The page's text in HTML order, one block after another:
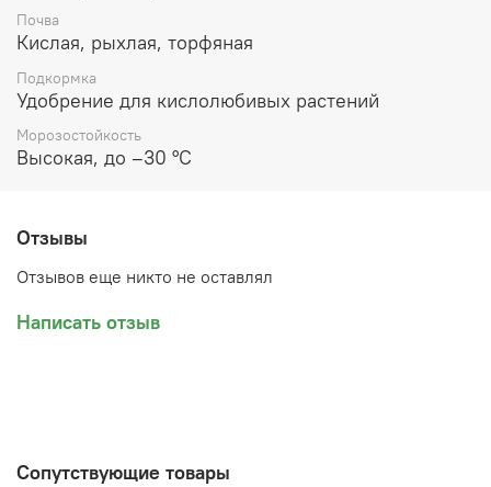
Почва
Кислая, рыхлая, торфяная
Подкормка
Удобрение для кислолюбивых растений
Морозостойкость
Высокая, до –30 °C
Отзывы
Отзывов еще никто не оставлял
Написать отзыв
Сопутствующие товары